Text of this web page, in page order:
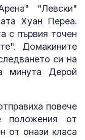
"Левски"
Хуан Переа.
с първия точен
Домакините
си на
минута Дерой
повече
положения от
от онази класа